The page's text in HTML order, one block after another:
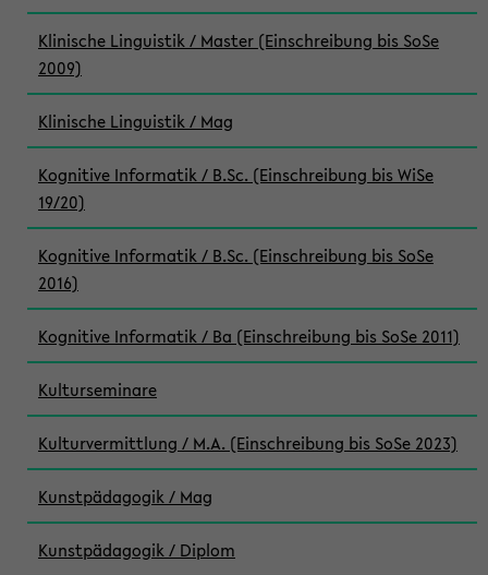
Klinische Linguistik / Master (Einschreibung bis SoSe
2009)
Klinische Linguistik / Mag
Kognitive Informatik / B.Sc. (Einschreibung bis WiSe
19/20)
Kognitive Informatik / B.Sc. (Einschreibung bis SoSe
2016)
Kognitive Informatik / Ba (Einschreibung bis SoSe 2011)
Kulturseminare
Kulturvermittlung / M.A. (Einschreibung bis SoSe 2023)
Kunstpädagogik / Mag
Kunstpädagogik / Diplom